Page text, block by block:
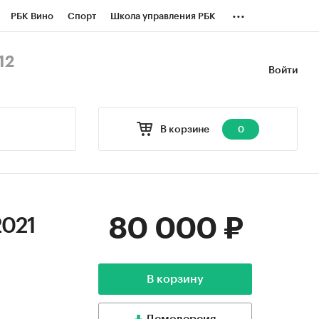
РБК Вино Спорт Школа управления РБК ...
Войти
В корзине 0
80 000 ₽
В корзину